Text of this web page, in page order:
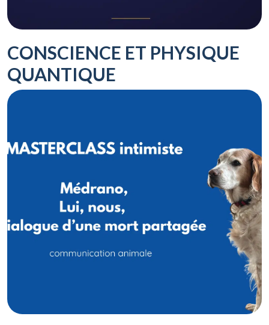
CONSCIENCE ET PHYSIQUE
QUANTIQUE